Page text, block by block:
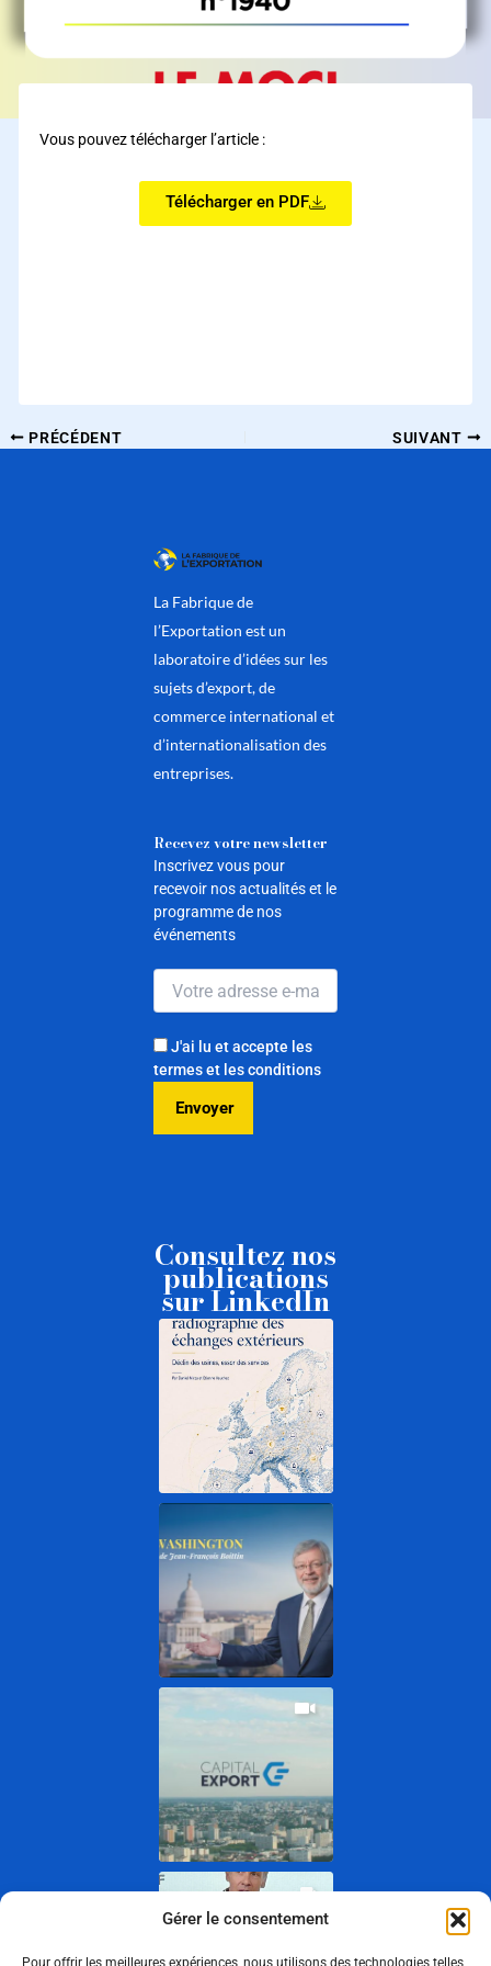
Gérer le consentement
Pour offrir les meilleures expériences, nous utilisons des technologies telles
Vous pouvez télécharger l’article :
Télécharger en PDF
PRÉCÉDENT SUIVANT
La Fabrique de
l’Exportation est un
laboratoire d’idées sur les
sujets d’export, de
commerce international et
d’internationalisation des
entreprises.
Recevez votre newsletter
Inscrivez vous pour
recevoir nos actualités et le
programme de nos
événements
J'ai lu et accepte les
termes et les conditions
Consultez nos
publications
sur LinkedIn